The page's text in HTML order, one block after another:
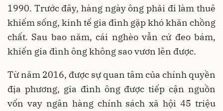
1990. Trước đây, hàng ngày ông phải đi làm thuê
khiếm sống, kinh tế gia đình gặp khó khăn chồng
chất. Sau bao năm, cái nghèo vẫn cứ đeo bám,
khiến gia đình ông không sao vươn lên được.
Từ năm 2016, được sự quan tâm của chính quyền
địa phương, gia đình ông được tiếp cận nguồn
vốn vay ngân hàng chính sách xã hội 45 triệu